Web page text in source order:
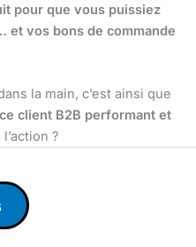
pour que vous puissiez
vos bons de commande
la main, c’est ainsi que
client B2B performant et
?